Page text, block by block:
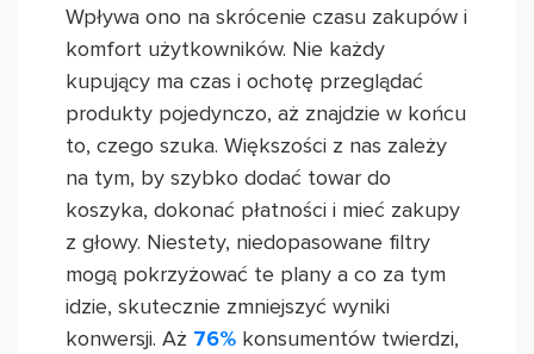
Wpływa ono na skrócenie czasu zakupów i
komfort użytkowników. Nie każdy
kupujący ma czas i ochotę przeglądać
produkty pojedynczo, aż znajdzie w końcu
to, czego szuka. Większości z nas zależy
na tym, by szybko dodać towar do
koszyka, dokonać płatności i mieć zakupy
z głowy. Niestety, niedopasowane filtry
mogą pokrzyżować te plany a co za tym
idzie, skutecznie zmniejszyć wyniki
konwersji. Aż 76% konsumentów twierdzi,